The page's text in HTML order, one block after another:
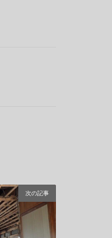
次の記事